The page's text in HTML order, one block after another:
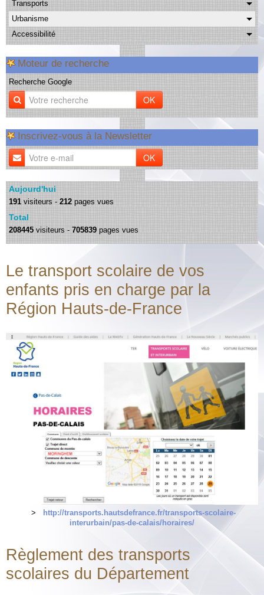
Transports
Urbanisme
Accessibilité
Moteur de recherche
Recherche Google
OK
Inscrivez-vous à la Newsletter
OK
Aujourd'hui
191 visiteurs - 212 pages vues
Total
208445 visiteurs - 705839 pages vues
Le transport scolaire de vos
enfants pris en charge par la
Région Hauts-de-France
>
http://transports.hautsdefrance.fr/transports-scolaire-
interurbain/pas-de-calais/horaires/
Règlement des transports
scolaires du Département